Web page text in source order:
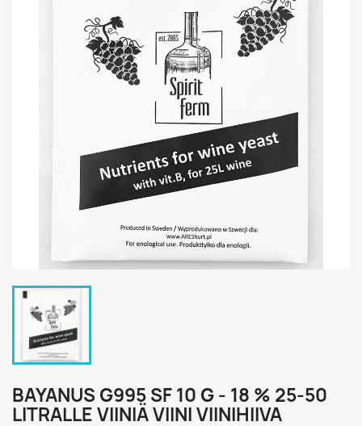
BAYANUS G995 SF 10 G - 18 % 25-50
LITRALLE VIINIÄ VIINI VIINIHIIVA